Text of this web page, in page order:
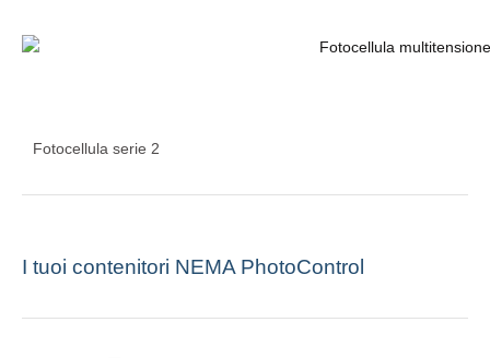
Fotocellula serie 2
I tuoi contenitori NEMA PhotoControl